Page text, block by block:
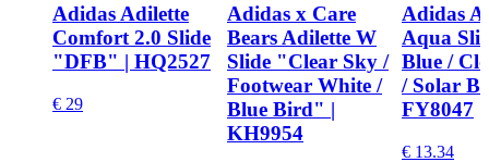
Adidas Adilette
Comfort 2.0 Slide
"DFB" | HQ2527
€ 29
Adidas x Care
Bears Adilette W
Slide "Clear Sky /
Footwear White /
Blue Bird" |
KH9954
Adidas
Aqua
Blue /
/ Solar
FY8047
€ 13.34